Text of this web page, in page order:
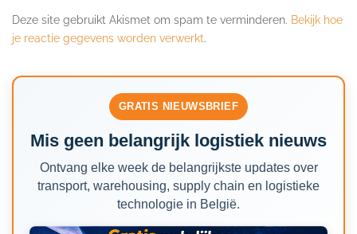
Deze site gebruikt Akismet om spam te verminderen. Bekijk hoe
je reactie gegevens worden verwerkt.
GRATIS NIEUWSBRIEF
Mis geen belangrijk logistiek nieuws
Ontvang elke week de belangrijkste updates over
transport, warehousing, supply chain en logistieke
technologie in België.